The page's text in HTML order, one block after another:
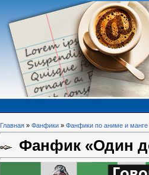
Главная » Фанфики » Фанфики по аниме и манге
Фанфик «Один